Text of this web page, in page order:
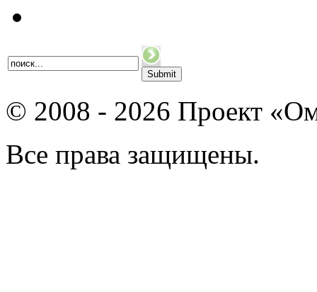
© 2008 - 2026 Проект
Все права защищены.